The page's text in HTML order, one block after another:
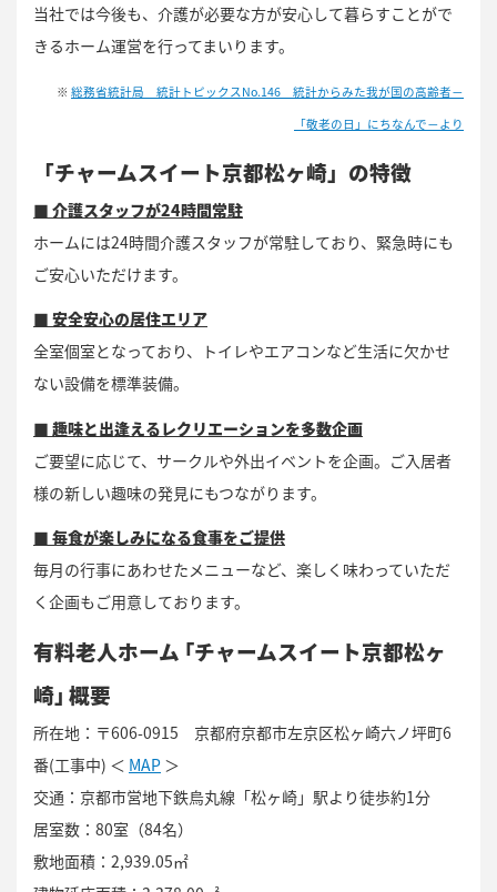
当社では今後も、介護が必要な方が安心して暮らすことがで
きるホーム運営を行ってまいります。
※ 総務省統計局 統計トピックスNo.146 統計からみた我が国の高齢者－
「敬老の日」にちなんで－より
「チャームスイート京都松ヶ崎」の特徴
■ 介護スタッフが24時間常駐
ホームには24時間介護スタッフが常駐しており、緊急時にも
ご安心いただけます。
■ 安全安心の居住エリア
全室個室となっており、トイレやエアコンなど生活に欠かせ
ない設備を標準装備。
■ 趣味と出逢えるレクリエーションを多数企画
ご要望に応じて、サークルや外出イベントを企画。ご入居者
様の新しい趣味の発見にもつながります。
■ 毎食が楽しみになる食事をご提供
毎月の行事にあわせたメニューなど、楽しく味わっていただ
く企画もご用意しております。
有料老人ホーム ｢チャームスイート京都松ヶ
崎｣ 概要
所在地：〒606-0915 京都府京都市左京区松ヶ崎六ノ坪町6
番(工事中) ＜ MAP ＞
交通：京都市営地下鉄烏丸線「松ヶ崎」駅より徒歩約1分
居室数：80室（84名）
敷地面積：2,939.05㎡